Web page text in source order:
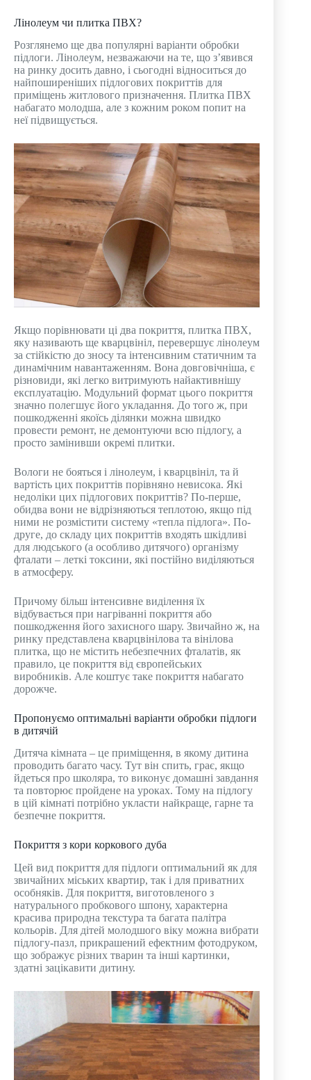
Лінолеум чи плитка ПВХ?
Розглянемо ще два популярні варіанти обробки
підлоги. Лінолеум, незважаючи на те, що з’явився
на ринку досить давно, і сьогодні відноситься до
найпоширеніших підлогових покриттів для
приміщень житлового призначення. Плитка ПВХ
набагато молодша, але з кожним роком попит на
неї підвищується.
Якщо порівнювати ці два покриття, плитка ПВХ,
яку називають ще кварцвініл, перевершує лінолеум
за стійкістю до зносу та інтенсивним статичним та
динамічним навантаженням. Вона довговічніша, є
різновиди, які легко витримують найактивнішу
експлуатацію. Модульний формат цього покриття
значно полегшує його укладання. До того ж, при
пошкодженні якоїсь ділянки можна швидко
провести ремонт, не демонтуючи всю підлогу, а
просто замінивши окремі плитки.
Вологи не бояться і лінолеум, і кварцвініл, та й
вартість цих покриттів порівняно невисока. Які
недоліки цих підлогових покриттів? По-перше,
обидва вони не відрізняються теплотою, якщо під
ними не розмістити систему «тепла підлога». По-
друге, до складу цих покриттів входять шкідливі
для людського (а особливо дитячого) організму
фталати – леткі токсини, які постійно виділяються
в атмосферу.
Причому більш інтенсивне виділення їх
відбувається при нагріванні покриття або
пошкодження його захисного шару. Звичайно ж, на
ринку представлена ​​кварцвінілова та вінілова
плитка, що не містить небезпечних фталатів, як
правило, це покриття від європейських
виробників. Але коштує таке покриття набагато
дорожче.
Пропонуємо оптимальні варіанти обробки підлоги
в дитячій
Дитяча кімната – це приміщення, в якому дитина
проводить багато часу. Тут він спить, грає, якщо
йдеться про школяра, то виконує домашні завдання
та повторює пройдене на уроках. Тому на підлогу
в цій кімнаті потрібно укласти найкраще, гарне та
безпечне покриття.
Покриття з кори коркового дуба
Цей вид покриття для підлоги оптимальний як для
звичайних міських квартир, так і для приватних
особняків. Для покриття, виготовленого з
натурального пробкового шпону, характерна
красива природна текстура та багата палітра
кольорів. Для дітей молодшого віку можна вибрати
підлогу-пазл, прикрашений ефектним фотодруком,
що зображує різних тварин та інші картинки,
здатні зацікавити дитину.